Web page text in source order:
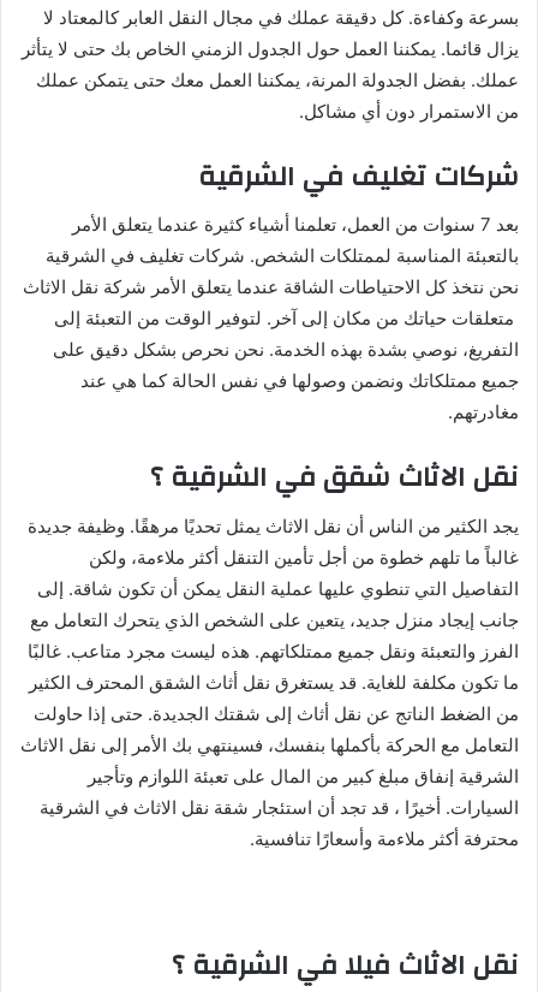
بسرعة وكفاءة. كل دقيقة عملك في مجال النقل العابر كالمعتاد لا
يزال قائما. يمكننا العمل حول الجدول الزمني الخاص بك حتى لا يتأثر
عملك. بفضل الجدولة المرنة، يمكننا العمل معك حتى يتمكن عملك
من الاستمرار دون أي مشاكل.
شركات تغليف في الشرقية
بعد 7 سنوات من العمل، تعلمنا أشياء كثيرة عندما يتعلق الأمر
بالتعبئة المناسبة لممتلكات الشخص. شركات تغليف في الشرقية
نحن نتخذ كل الاحتياطات الشاقة عندما يتعلق الأمر شركة نقل الاثاث
متعلقات حياتك من مكان إلى آخر. لتوفير الوقت من التعبئة إلى
التفريغ، نوصي بشدة بهذه الخدمة. نحن نحرص بشكل دقيق على
جميع ممتلكاتك ونضمن وصولها في نفس الحالة كما هي عند
مغادرتهم.
نقل الاثاث شقق في الشرقية ؟
يجد الكثير من الناس أن نقل الاثاث يمثل تحديًا مرهقًا. وظيفة جديدة
غالباً ما تلهم خطوة من أجل تأمين التنقل أكثر ملاءمة، ولكن
التفاصيل التي تنطوي عليها عملية النقل يمكن أن تكون شاقة. إلى
جانب إيجاد منزل جديد، يتعين على الشخص الذي يتحرك التعامل مع
الفرز والتعبئة ونقل جميع ممتلكاتهم. هذه ليست مجرد متاعب. غالبًا
ما تكون مكلفة للغاية. قد يستغرق نقل أثاث الشقق المحترف الكثير
من الضغط الناتج عن نقل أثاث إلى شقتك الجديدة. حتى إذا حاولت
التعامل مع الحركة بأكملها بنفسك، فسينتهي بك الأمر إلى نقل الاثاث
الشرقية إنفاق مبلغ كبير من المال على تعبئة اللوازم وتأجير
السيارات. أخيرًا ، قد تجد أن استئجار شقة نقل الاثاث في الشرقية
محترفة أكثر ملاءمة وأسعارًا تنافسية.
نقل الاثاث فيلا في الشرقية ؟